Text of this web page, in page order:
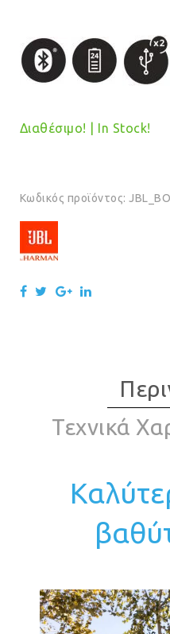
Διαθέσιμο! | In Stock!
Κωδικός προϊόντος:
Τεχνικά